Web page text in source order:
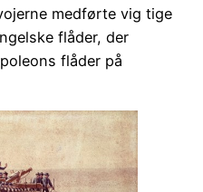
medførte vig tige
flåder, der
flåder på